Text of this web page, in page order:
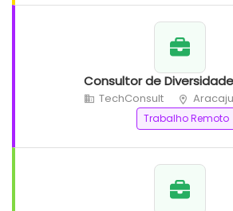
Consultor de
TechConsult
Trabalho Remoto